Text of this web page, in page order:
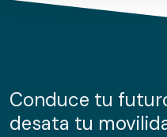
de cookies.
información sobre el uso
nuestros partners de
Conduce tu
desata tu